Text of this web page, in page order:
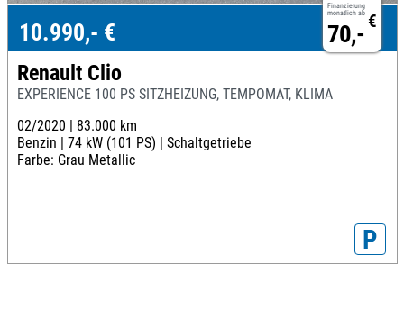
Finanzierung
monatlich ab €
70,-
10.990,- €
Renault Clio
EXPERIENCE 100 PS SITZHEIZUNG, TEMPOMAT, KLIMA
02/2020 | 83.000 km
Benzin | 74 kW (101 PS) | Schaltgetriebe
Farbe: Grau Metallic
P